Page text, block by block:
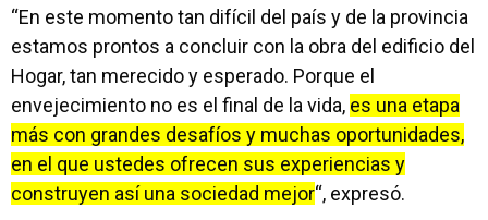
“En este momento tan difícil del país y de la provincia
estamos prontos a concluir con la obra del edificio del
Hogar, tan merecido y esperado. Porque el
envejecimiento no es el final de la vida, es una etapa
más con grandes desafíos y muchas oportunidades,
en el que ustedes ofrecen sus experiencias y
construyen así una sociedad mejor“, expresó.